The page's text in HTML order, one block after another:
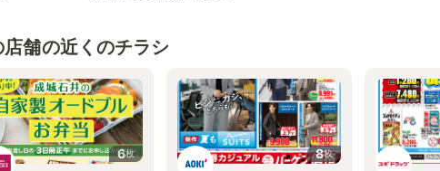
店舗の近くのチラシ
6枚 8枚